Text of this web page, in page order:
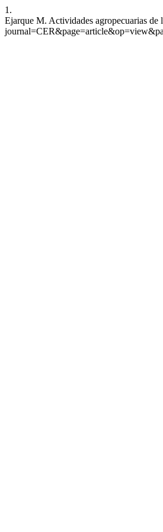
1.
Ejarque M. Actividades agropecuarias